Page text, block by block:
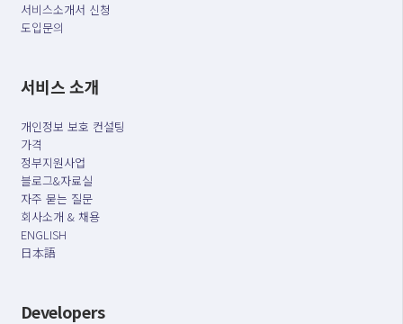
서비스소개서 신청
도입문의
서비스 소개
개인정보 보호 컨설팅
가격
정부지원사업
블로그&자료실
자주 묻는 질문
회사소개 & 채용
ENGLISH
日本語
Developers